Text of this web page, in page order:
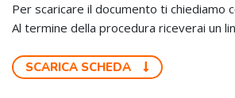
Per scaricare il documento ti
Al termine della procedura riceverai un
SCARICA SCHEDA